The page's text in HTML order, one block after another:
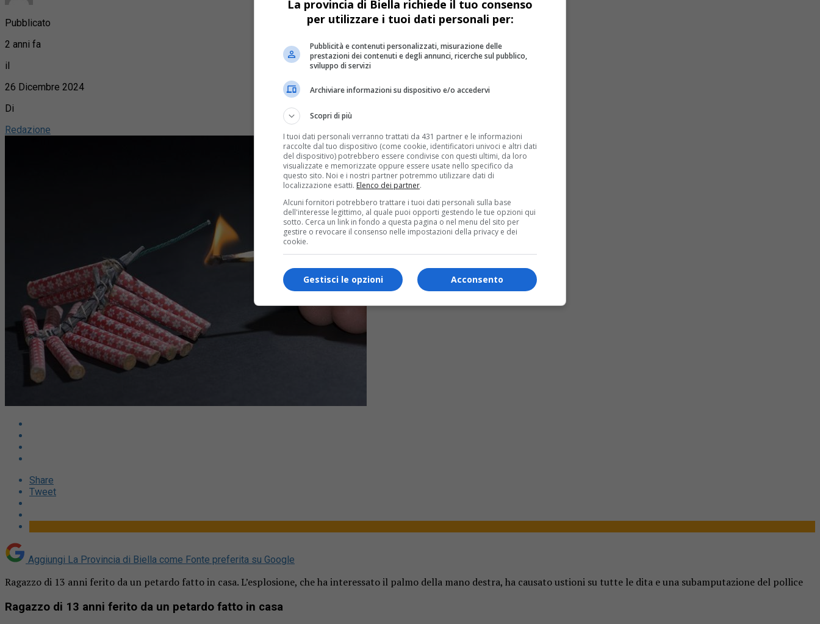
Pubblicato
2 anni fa
il
26 Dicembre 2024
Di
Redazione
Share
Tweet
Aggiungi La Provincia di Biella come Fonte preferita su Google
Ragazzo di 13 anni ferito da un petardo fatto in casa. L’esplosione, che ha interessato il palmo della mano destra, ha causato ustioni su tutte le dita e una subamputazione del pollice
Ragazzo di 13 anni ferito da un petardo fatto in casa
La provincia di Biella richiede il tuo consenso
per utilizzare i tuoi dati personali per:
Pubblicità e contenuti personalizzati, misurazione delle
prestazioni dei contenuti e degli annunci, ricerche sul pubblico,
sviluppo di servizi
Archiviare informazioni su dispositivo e/o accedervi
Scopri di più
I tuoi dati personali verranno trattati da 431 partner e le informazioni
raccolte dal tuo dispositivo (come cookie, identificatori univoci e altri dati
del dispositivo) potrebbero essere condivise con questi ultimi, da loro
visualizzate e memorizzate oppure essere usate nello specifico da
questo sito. Noi e i nostri partner potremmo utilizzare dati di
localizzazione esatti. Elenco dei partner.
Alcuni fornitori potrebbero trattare i tuoi dati personali sulla base
dell'interesse legittimo, al quale puoi opporti gestendo le tue opzioni qui
sotto. Cerca un link in fondo a questa pagina o nel menu del sito per
gestire o revocare il consenso nelle impostazioni della privacy e dei
cookie.
Acconsento
Gestisci le opzioni